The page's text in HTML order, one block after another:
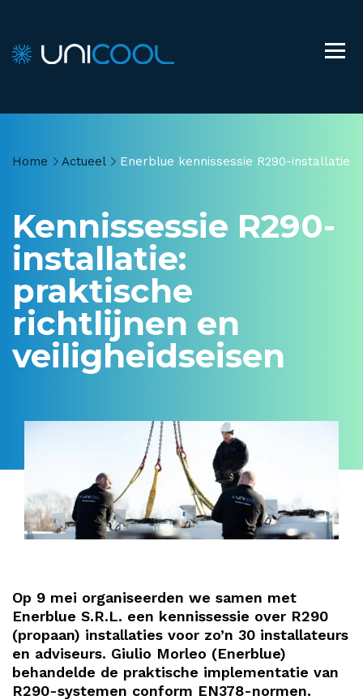
Home Actueel Enerblue kennissessie R290-installatie
Kennissessie R290-
installatie:
praktische
richtlijnen en
veiligheidseisen
Op 9 mei organiseerden we samen met
Enerblue S.R.L. een kennissessie over R290
(propaan) installaties voor zo’n 30 installateurs
en adviseurs. Giulio Morleo (Enerblue)
behandelde de praktische implementatie van
R290-systemen conform EN378-normen.